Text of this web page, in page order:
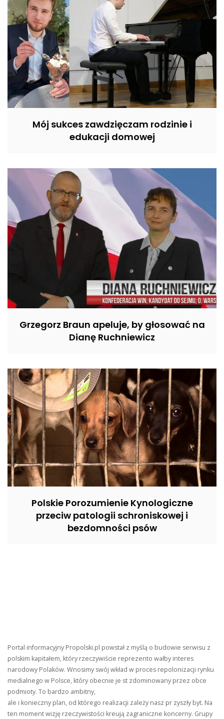
Mój sukces zawdzięczam rodzinie i
edukacji domowej
Grzegorz Braun apeluje, by głosować na
Dianę Ruchniewicz
Polskie Porozumienie Kynologiczne
przeciw patologii schroniskowej i
bezdomności psów
Portal informacyjny Propolski.pl powstał z myślą o budowie serwisu z
polskim kapitałem, który rzeczywiście reprezento wałby interes
narodowy Polaków. Wnosimy swój wkład w proces repolonizacji rynku
medialnego w Polsce, który obecnie je st zdominowany przez obce
podmioty. To bardzo ambitny,
ale i konieczny plan, od którego realizacji zależy nasz pr zyszły byt. Na
ten moment wizję rzeczywistości kreują zagraniczne koncerny. Grupy